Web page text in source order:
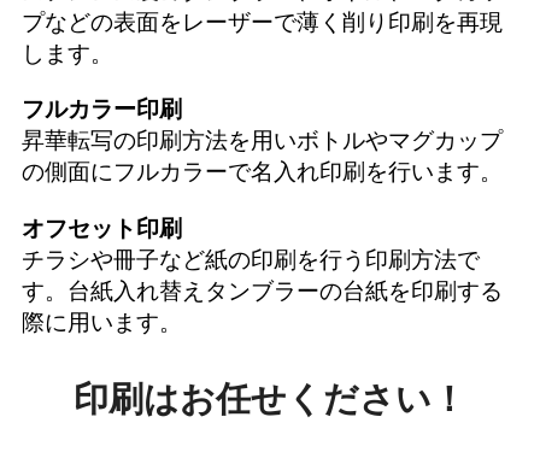
プなどの表面をレーザーで薄く削り印刷を再現
します。
フルカラー印刷
昇華転写の印刷方法を用いボトルやマグカップ
の側面にフルカラーで名入れ印刷を行います。
オフセット印刷
チラシや冊子など紙の印刷を行う印刷方法で
す。台紙入れ替えタンブラーの台紙を印刷する
際に用います。
印刷はお任せください！